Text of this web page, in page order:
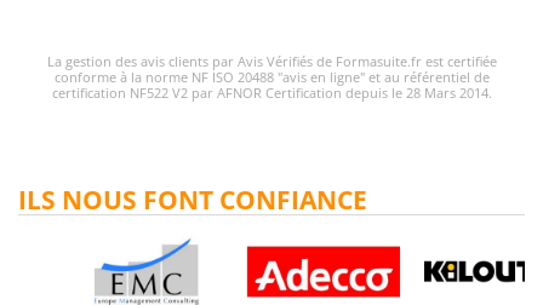
La gestion des avis clients par Avis Vérifiés de Formasuite.fr est certifiée
conforme à la norme NF ISO 20488 "avis en ligne" et au référentiel de
certification NF522 V2 par AFNOR Certification depuis le 28 Mars 2014.
ILS NOUS FONT CONFIANCE